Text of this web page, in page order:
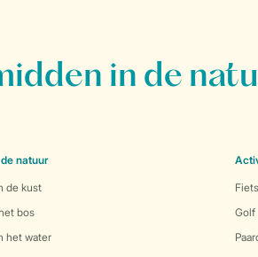
in de
natuur
de kust
bos
het water
Golf